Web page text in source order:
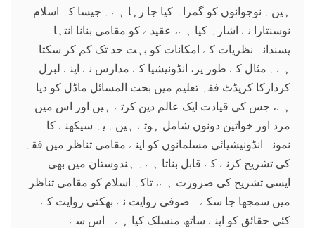
ہیں۔ نوجوانوں کو گمراہ کیا جا رہا ہے۔ جیسا کہ اسلام
نوسنتارا نے اشارہ کیا ہے، عقیدے کو مقامی بنانا انتہا
پسندانہ نظریات کے امکانات کو بہت حد تک کم کر سکتا
ہے۔ مثال کے طور پر، انڈونیشیا کے مدارس نے اپنے لبرل
کردارکا کریڈٹ فقہ تعلیم میں بحت المسائل ماڈل کو دیا
ہے، جس کی قیادت ایک عالم دین کرتے ہیں اور اس میں
مرد اور خواتین دونوں شامل ہوتے ہیں۔ یہ سیکھنے کا
نمونہ انڈونیشیائی مسلمانوں کو اپنے مقامی تناظر میں فقہ
کی تشریح کرنے کے قابل بناتا ہے۔ ہندوستان میں بھی
ایسی تشریح کی ضرورت ہے، تاکہ اسلام کو مقامی تناظر
میں سمجھا جا سکے۔ صوفی روایت نے بھکتی روایت کے
کئی حقائق کو اپنے ساتھ منسلک کیا ہے۔ اس سے